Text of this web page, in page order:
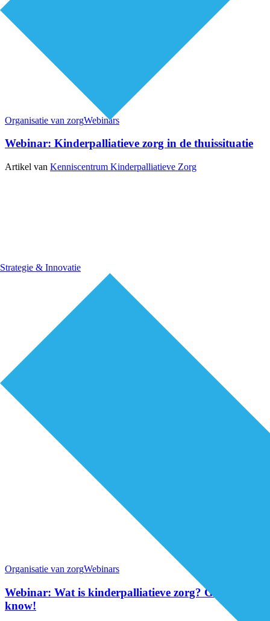
Strategie & Innovatie
Organisatie van zorgWebinars
Webinar: Kinderpalliatieve zorg in de thuissituatie
Artikel van Kenniscentrum Kinderpalliatieve Zorg
Organisatie van zorgWebinars
Webinar: Wat is kinderpalliatieve zorg? Good to
know!